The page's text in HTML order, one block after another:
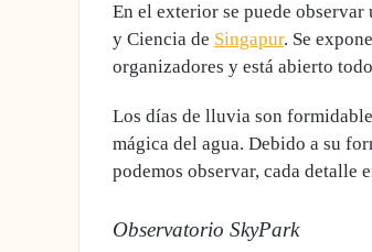
En el exterior se puede observar
y Ciencia de Singapur. Se
organizadores y está abierto
Los días de lluvia son
mágica del agua. Debido a su
podemos observar, cada detalle
Observatorio SkyPark